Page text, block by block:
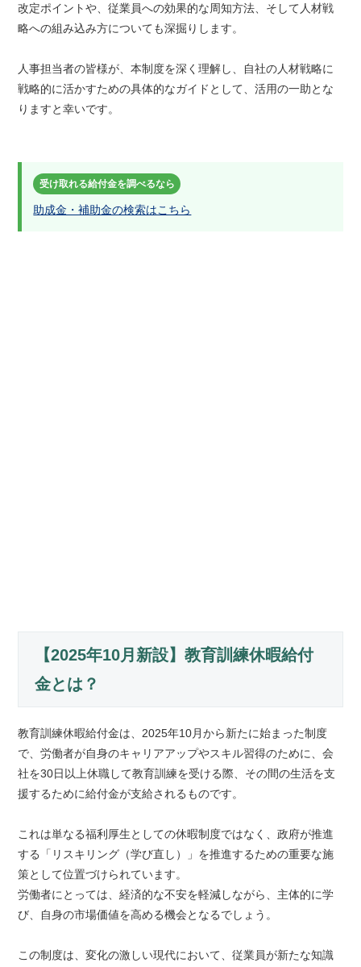
改定ポイントや、従業員への効果的な周知方法、そして人材戦
略への組み込み方についても深掘りします。
人事担当者の皆様が、本制度を深く理解し、自社の人材戦略に
戦略的に活かすための具体的なガイドとして、活用の一助とな
りますと幸いです。
受け取れる給付金を調べるなら
助成金・補助金の検索はこちら
【2025年10月新設】教育訓練休暇給付
金とは？
教育訓練休暇給付金は、2025年10月から新たに始まった制度
で、労働者が自身のキャリアアップやスキル習得のために、会
社を30日以上休職して教育訓練を受ける際、その間の生活を支
援するために給付金が支給されるものです。
これは単なる福利厚生としての休暇制度ではなく、政府が推進
する「リスキリング（学び直し）」を推進するための重要な施
策として位置づけられています。
労働者にとっては、経済的な不安を軽減しながら、主体的に学
び、自身の市場価値を高める機会となるでしょう。
この制度は、変化の激しい現代において、従業員が新たな知識